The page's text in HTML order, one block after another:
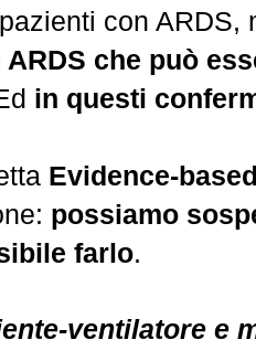
con ARDS,
che può
in questi
Evidence-
possiamo
farlo.
ventilatore e